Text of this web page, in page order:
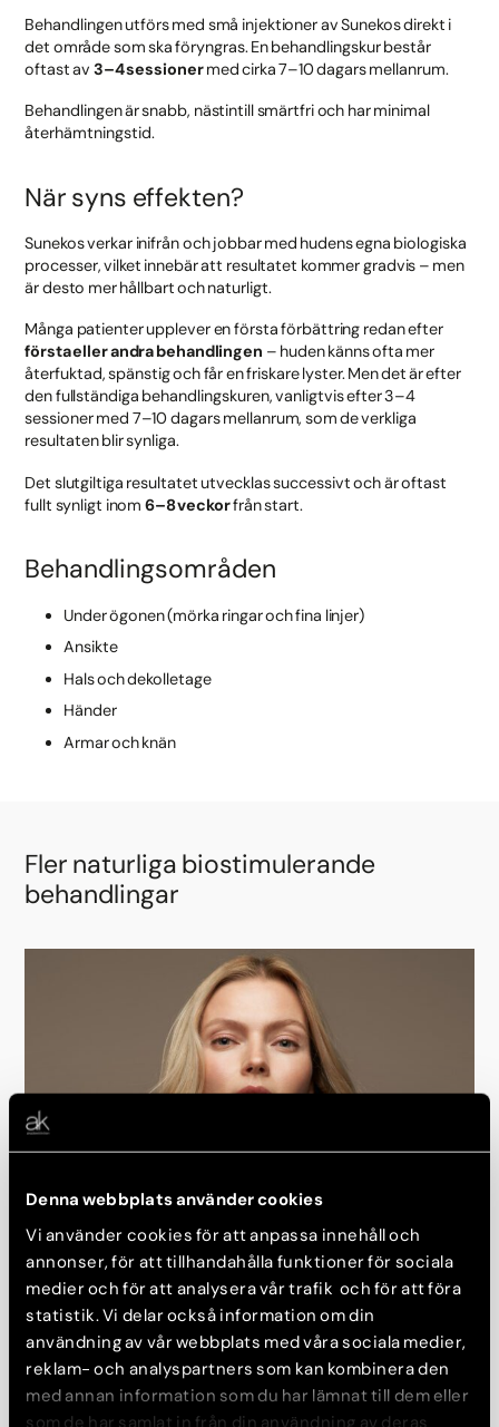
Denna webbplats använder cookies
Vi använder cookies för att anpassa innehåll och
annonser, för att tillhandahålla funktioner för sociala
medier och för att analysera vår trafik och för att föra
statistik. Vi delar också information om din
användning av vår webbplats med våra sociala medier,
reklam- och analyspartners som kan kombinera den
med annan information som du har lämnat till dem eller
som de har samlat in från din användning av deras
Behandlingen utförs med små injektioner av Sunekos direkt i
det område som ska föryngras. En behandlingskur består
oftast av 3–4 sessionermed cirka 7–10 dagars mellanrum.
Behandlingen är snabb, nästintill smärtfri och har minimal
återhämtningstid.
När syns effekten?
Sunekos verkar inifrån och jobbar med hudens egna biologiska
processer, vilket innebär att resultatet kommer gradvis – men
är desto mer hållbart och naturligt.
Många patienter upplever en första förbättring redan efter
första eller andra behandlingen – huden känns ofta mer
återfuktad, spänstig och får en friskare lyster. Men det är efter
den fullständiga behandlingskuren, vanligtvis efter 3–4
sessioner med 7–10 dagars mellanrum, som de verkliga
resultaten blir synliga.
Det slutgiltiga resultatet utvecklas successivt och är oftast
fullt synligt inom 6–8 veckorfrån start.
Behandlingsområden
Under ögonen (mörka ringar och fina linjer)
Ansikte
Hals och dekolletage
Händer
Armar och knän
Fler naturliga biostimulerande
behandlingar
Sculptra
En injektionsbehandling som stimulerar kollagenproduktionen i
huden över tid. Sculptra är särskilt effektiv för att ge volym och
förbättra hudens elasticitet på kropp och ansikte. Resultatet
är en naturlig föryngring som utvecklas gradvis under flera
månader och varar upp till 2-3 år.